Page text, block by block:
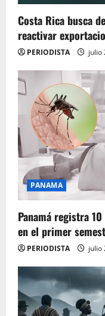
Costa Rica busca
reactivar
PERIODISTA julio
PANAMA
Panamá registra
en el primer
PERIODISTA julio